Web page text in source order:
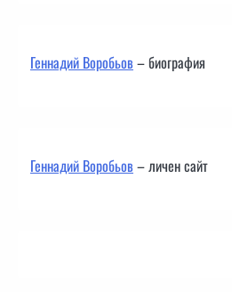
Геннадий Воробьов– биография
Геннадий Воробьов– личен сайт